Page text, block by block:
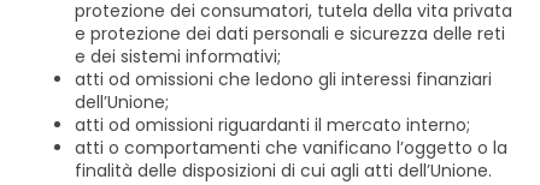
protezione dei consumatori, tutela della vita privata
e protezione dei dati personali e sicurezza delle reti
e dei sistemi informativi;
atti od omissioni che ledono gli interessi finanziari
dell’Unione;
atti od omissioni riguardanti il mercato interno;
atti o comportamenti che vanificano l’oggetto o la
finalità delle disposizioni di cui agli atti dell’Unione.